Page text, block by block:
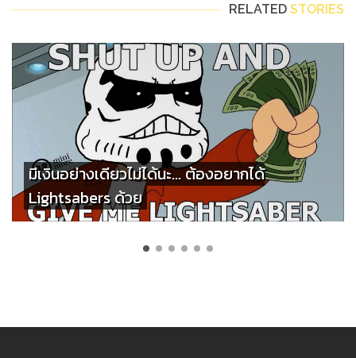
RELATED STORIES
มีเงินอย่างเดียวไม่ได้นะ... ต้องอยากได้
Lightsabers ด้วย